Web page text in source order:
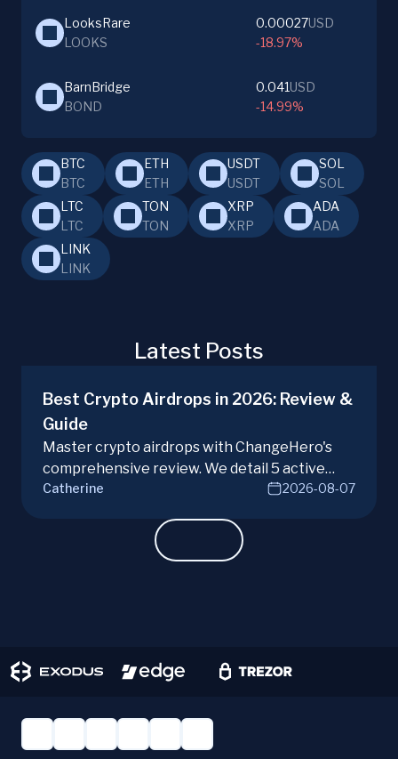
LooksRare
LOOKS
0.00027USD
-18.97%
BarnBridge
BOND
0.041USD
-14.99%
BTC
BTC
ETH
ETH
USDT
USDT
SOL
SOL
LTC
LTC
TON
TON
XRP
XRP
ADA
ADA
LINK
LINK
Latest Posts
Best Crypto Airdrops in 2026: Review &
Guide
Master crypto airdrops with ChangeHero's
comprehensive review. We detail 5 active
campaigns, risks, benefits, and a vital checklist
Catherine 2026-08-07